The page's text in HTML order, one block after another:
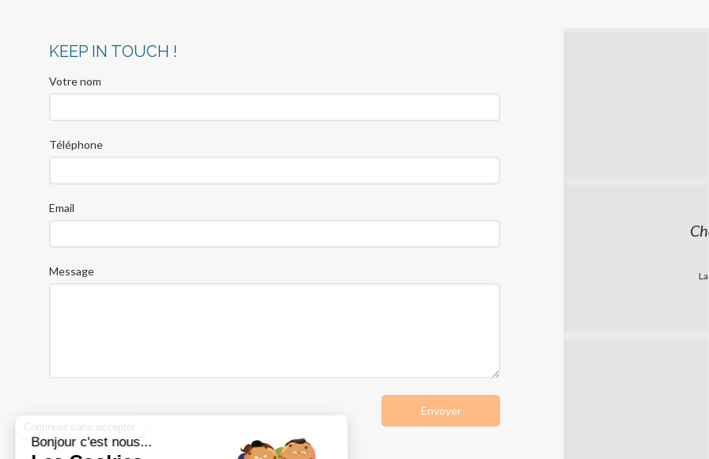
KEEP IN TOUCH !
Votre nom
Téléphone
Email
Message
Envoyer